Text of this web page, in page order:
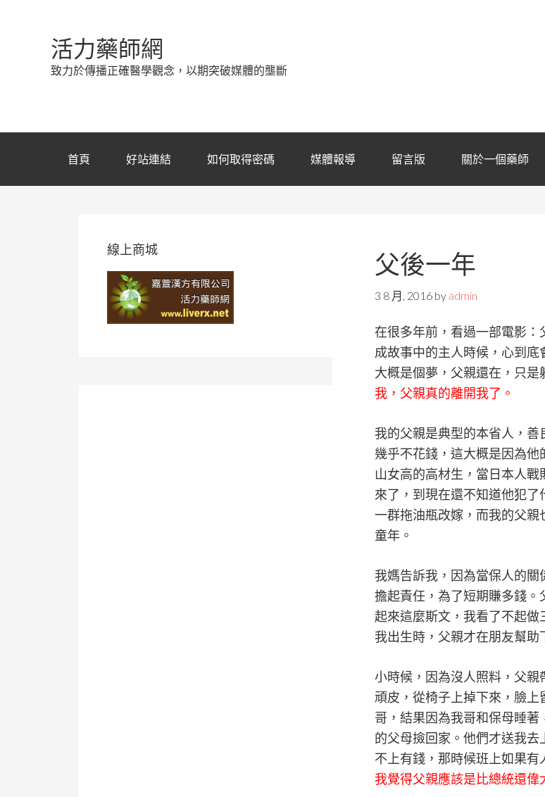
活力藥師網
致力於傳播正確醫學觀念，以期突破媒體的壟斷
首頁 好站連結 如何取得密碼 媒體報導 留言版 關於一個藥師
父後一年
3 8 月, 2016 by admin
在很多年前，看過一部電影
成故事中的主人時候，心到
大概是個夢，父親還在，只是
我，父親真的離開我了。
我的父親是典型的本省人，善
幾乎不花錢，這大概是因為
山女高的高材生，當日本人
來了，到現在還不知道他犯
一群拖油瓶改嫁，而我的父
童年。
我媽告訴我，因為當保人的
擔起責任，為了短期賺多錢
起來這麼斯文，我看了不起做
我出生時，父親才在朋友幫助
小時候，因為沒人照料，父
頑皮，從椅子上掉下來，臉
哥，結果因為我哥和保母睡
的父母撿回家。他們才送我
不上有錢，那時候班上如果有
我覺得父親應該是比總統還偉
線上商城